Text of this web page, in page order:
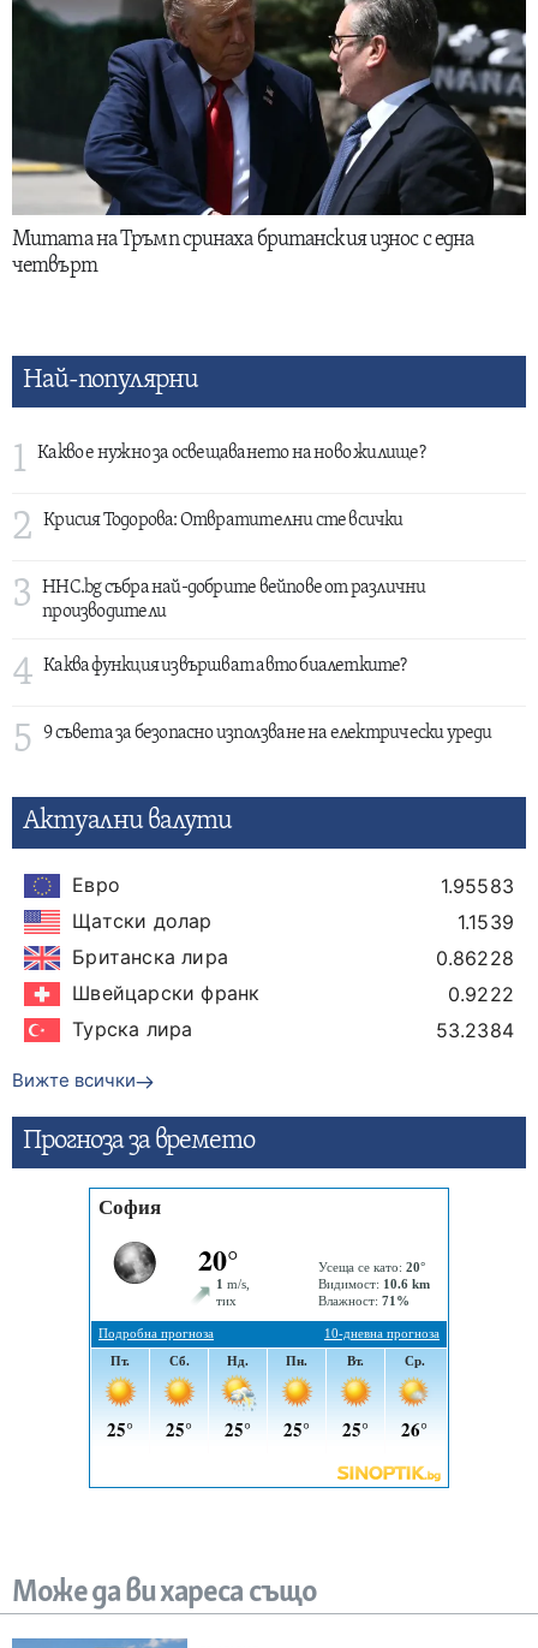
Митата на Тръмп сринаха британския износ с една
четвърт
Най-популярни
1 Какво е нужно за освещаването на ново жилище?
2 Крисия Тодорова: Отвратителни сте всички
3
HHC.bg събра най-добрите вейпове от различни
производители
4 Каква функция извършват авто биалетките?
5 9 съвета за безопасно използване на електрически уреди
Актуални валути
Евро
1.95583
Щатски долар
1.1539
Британска лира
0.86228
Швейцарски франк
0.9222
Турска лира
53.2384
Вижте всички
Прогнозa за времето
Може да ви хареса също